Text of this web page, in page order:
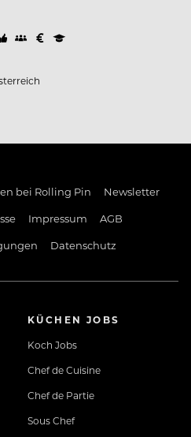
bei Rolling Pin
Newsletter
Impressum
AGB
Datenschutz
KÜCHEN JOBS
Koch Jobs
Chef de Cuisine
Chef de Partie
Sous Chef